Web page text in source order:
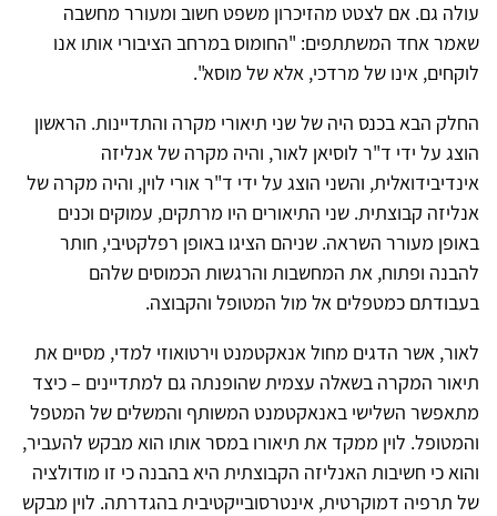
עולה גם. אם לצטט מהזיכרון משפט חשוב ומעורר מחשבה
שאמר אחד המשתתפים: "החומוס במרחב הציבורי אותו אנו
לוקחים, אינו של מרדכי, אלא של מוסא".
החלק הבא בכנס היה של שני תיאורי מקרה והתדיינות. הראשון
הוצג על ידי ד"ר לוסיאן לאור, והיה מקרה של אנליזה
אינדיבידואלית, והשני הוצג על ידי ד"ר אורי לוין, והיה מקרה של
אנליזה קבוצתית. שני התיאורים היו מרתקים, עמוקים וכנים
באופן מעורר השראה. שניהם הציגו באופן רפלקטיבי, חותר
להבנה ופתוח, את המחשבות והרגשות הכמוסים שלהם
בעבודתם כמטפלים אל מול המטופל והקבוצה.
לאור, אשר הדגים מחול אנאקטמנט וירטואוזי למדי, מסיים את
תיאור המקרה בשאלה עצמית שהופנתה גם למתדיינים – כיצד
מתאפשר השלישי באנאקטמנט המשותף והמשלים של המטפל
והמטופל. לוין ממקד את תיאורו במסר אותו הוא מבקש להעביר,
והוא כי חשיבות האנליזה הקבוצתית היא בהבנה כי זו מודולציה
של תרפיה דמוקרטית, אינטרסובייקטיבית בהגדרתה. לוין מבקש